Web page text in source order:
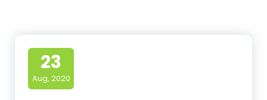
23
Aug, 2020